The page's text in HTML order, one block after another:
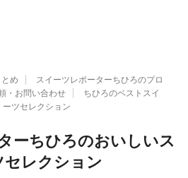
め
スイーツレポーターちひろのプロ
・お問い合わせ
ちひろのベストスイ
ーツセレクション
ーちひろのおいしいス
セレクション